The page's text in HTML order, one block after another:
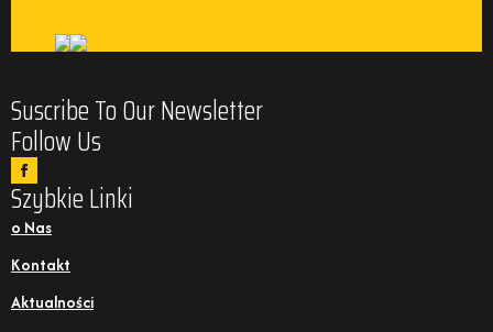
Suscribe To Our Newsletter
Follow Us
Szybkie Linki
o Nas
Kontakt
Aktualności